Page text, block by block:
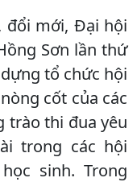
đổi mới, Đại hội
Sơn lần thứ
tổ chức hội
cốt của các
trào thi đua yêu
trong các hội
sinh. Trong